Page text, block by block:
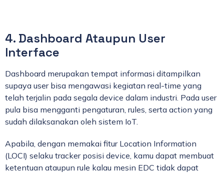
4. Dashboard Ataupun User
Interface
Dashboard merupakan tempat informasi ditampilkan
supaya user bisa mengawasi kegiatan real-time yang
telah terjalin pada segala device dalam industri. Pada user
pula bisa mengganti pengaturan, rules, serta action yang
sudah dilaksanakan oleh sistem IoT.
Apabila, dengan memakai fitur Location Information
(LOCI) selaku tracker posisi device, kamu dapat membuat
ketentuan ataupun rule kalau mesin EDC tidak dapat